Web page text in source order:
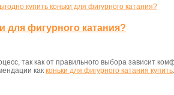
купить коньки для фигурного катания?
для фигурного катания?
так как от правильного выбора зависит
как коньки для фигурного катания купить: